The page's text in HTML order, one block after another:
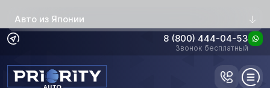
Авто из Японии
8 (800) 444-04-53
Звонок бесплатный